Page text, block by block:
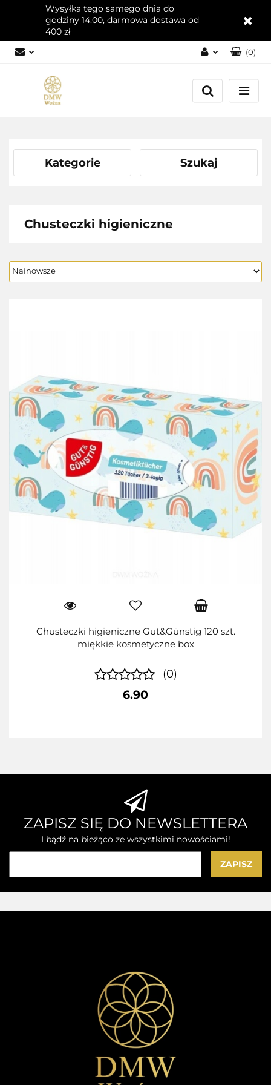
Wysyłka tego samego dnia do
godziny 14:00, darmowa dostawa od
400 zł
Zaloguj się
Załóż konto
(0)
Kategorie Szukaj
Chusteczki higieniczne
Chusteczki higieniczne Gut&Günstig 120 szt.
miękkie kosmetyczne box
(0)
6.90
ZAPISZ SIĘ DO NEWSLETTERA
I bądź na bieżąco ze wszystkimi nowościami!